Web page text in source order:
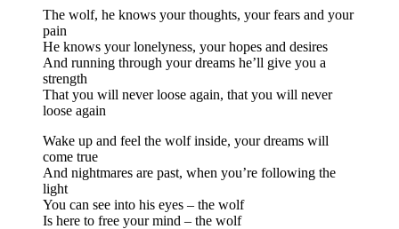
The wolf, he knows your thoughts, your fears and your
pain
He knows your lonelyness, your hopes and desires
And running through your dreams he’ll give you a
strength
That you will never loose again, that you will never
loose again
Wake up and feel the wolf inside, your dreams will
come true
And nightmares are past, when you’re following the
light
You can see into his eyes – the wolf
Is here to free your mind – the wolf